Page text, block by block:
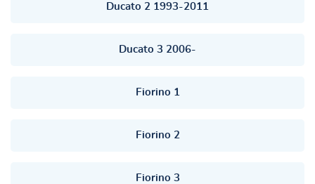
Ducato 2 1993-2011
Ducato 3 2006-
Fiorino 1
Fiorino 2
Fiorino 3